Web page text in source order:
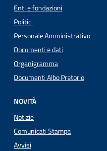
Enti e fondazioni
Politici
Personale Amministrativo
Documenti e dati
Organigramma
Documenti Albo Pretorio
NOVITÀ
Notizie
Comunicati Stampa
Avvisi